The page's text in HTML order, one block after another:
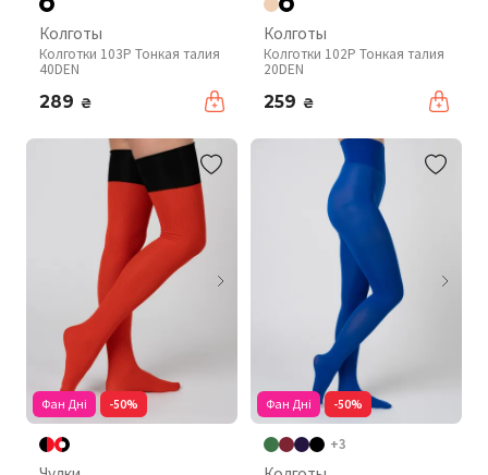
Колготы
Колготки 103P Тонкая талия
40DEN
289 ₴
Колготы
Колготки 102P Тонкая талия
20DEN
259 ₴
Фан Дні -50% Фан Дні -50%
+3